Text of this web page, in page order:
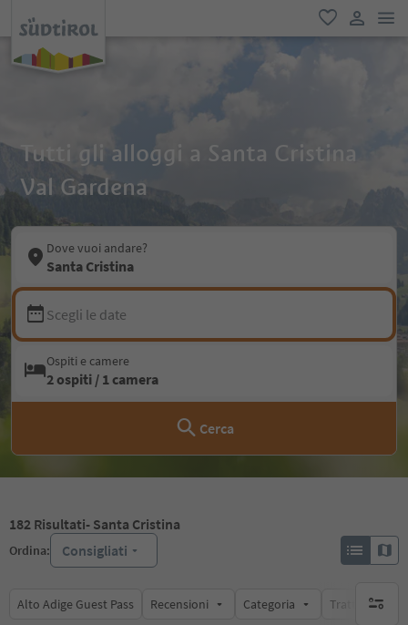
favoriti
user link
Tutti gli alloggi a Santa Cristina
Val Gardena
Dove vuoi andare?
Santa Cristina
Scegli le date
Ospiti e camere
2 ospiti / 1 camera
Cerca
182 Risultati- Santa Cristina
Ordina: Consigliati
Alto Adige Guest Pass Recensioni Categoria Trattamento